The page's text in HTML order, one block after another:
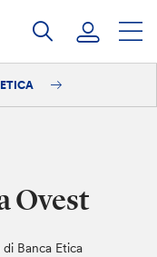
Ovest
Banca Etica